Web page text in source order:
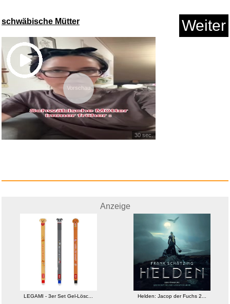
Seemannsgrab...
FaceFormer ZERO...
Anzeige
schwäbische Mütter Weiter
Vorschau
30 sec.
Anzeige
LEGAMI - 3er Set Gel-Lösc... Helden: Jacop der Fuchs 2...